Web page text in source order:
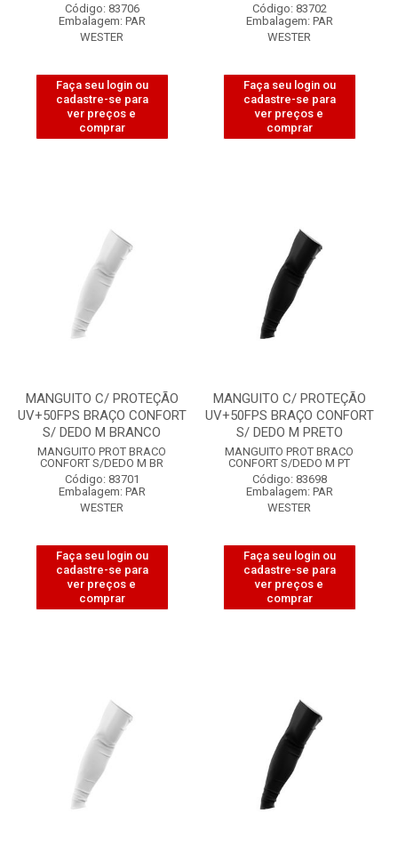
Código: 83706
Embalagem: PAR
WESTER
Faça seu login ou
cadastre-se para
ver preços e
comprar
Código: 83702
Embalagem: PAR
WESTER
Faça seu login ou
cadastre-se para
ver preços e
comprar
MANGUITO C/ PROTEÇÃO
UV+50FPS BRAÇO CONFORT
S/ DEDO M BRANCO
MANGUITO PROT BRACO
CONFORT S/DEDO M BR
Código: 83701
Embalagem: PAR
WESTER
Faça seu login ou
cadastre-se para
ver preços e
comprar
MANGUITO C/ PROTEÇÃO
UV+50FPS BRAÇO CONFORT
S/ DEDO M PRETO
MANGUITO PROT BRACO
CONFORT S/DEDO M PT
Código: 83698
Embalagem: PAR
WESTER
Faça seu login ou
cadastre-se para
ver preços e
comprar